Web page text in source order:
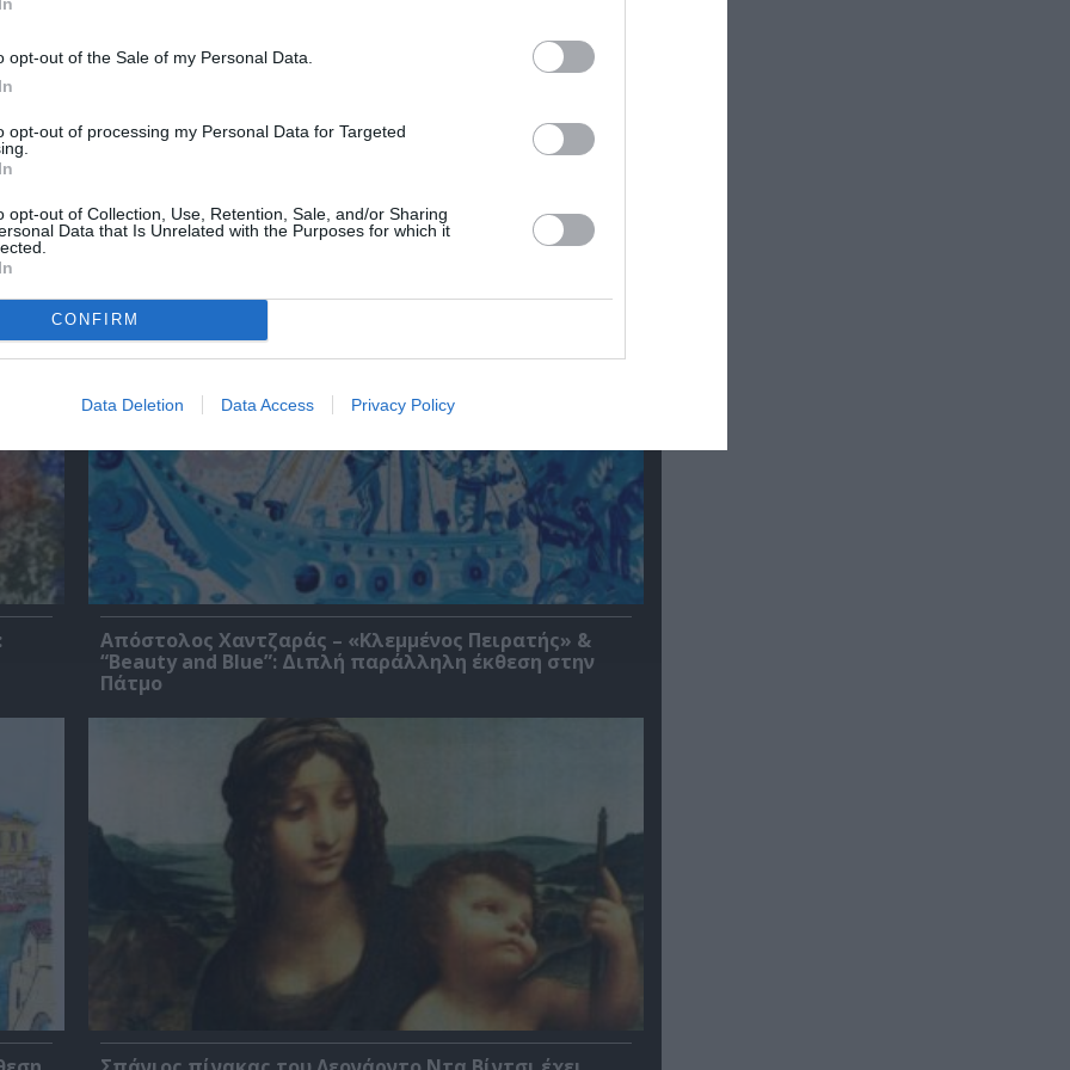
opt-out of the Sale of my Personal Data.
opt-out of processing my Personal Data for Targeted
opt-out of Collection, Use, Retention, Sale, and/or Sharing
Data that Is Unrelated with the Purposes for which it
CONFIRM
Data Deletion Data Access Privacy Policy
και τον Πολιτισμό!
Άρθρα
Απόστολος Χαντζαράς – «Κλεμμένος Πειρατής» &
“Beauty and Blue”: Διπλή παράλληλη έκθεση στην
Πάτμο